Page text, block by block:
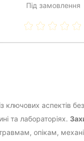
Під замовлення
аспектів
та лабораторіях.
опікам,